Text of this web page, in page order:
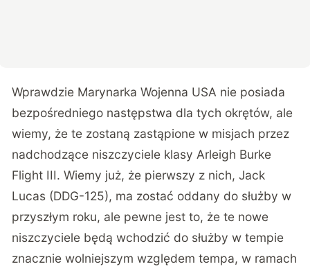
Wprawdzie Marynarka Wojenna USA nie posiada
bezpośredniego następstwa dla tych okrętów, ale
wiemy, że te zostaną zastąpione w misjach przez
nadchodzące niszczyciele klasy Arleigh Burke
Flight III. Wiemy już, że pierwszy z nich, Jack
Lucas (DDG-125), ma zostać oddany do służby w
przyszłym roku, ale pewne jest to, że te nowe
niszczyciele będą wchodzić do służby w tempie
znacznie wolniejszym względem tempa, w ramach